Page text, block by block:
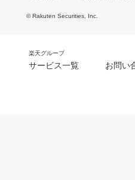
© Rakuten Securities, Inc.
楽天グループ
サービス一覧 お問い